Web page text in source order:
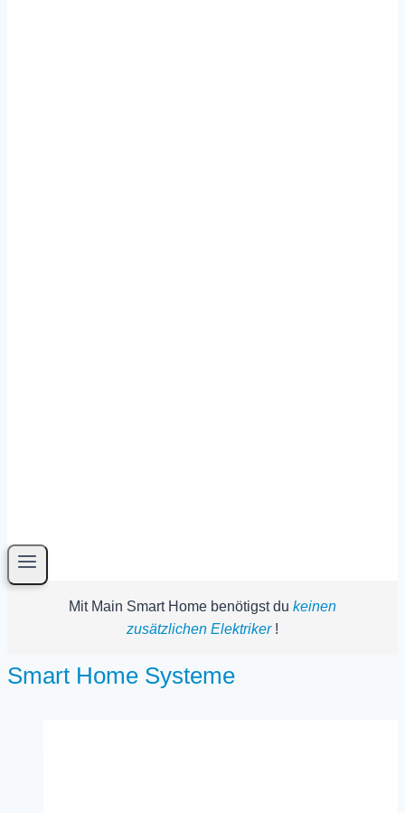
Mit Main Smart Home benötigst du keinen
zusätzlichen Elektriker!
Smart Home Systeme